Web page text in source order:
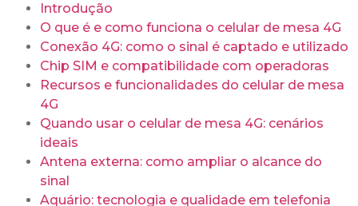
Introdução
O que é e como funciona o celular de mesa 4G
Conexão 4G: como o sinal é captado e utilizado
Chip SIM e compatibilidade com operadoras
Recursos e funcionalidades do celular de mesa
4G
Quando usar o celular de mesa 4G: cenários
ideais
Antena externa: como ampliar o alcance do
sinal
Aquário: tecnologia e qualidade em telefonia